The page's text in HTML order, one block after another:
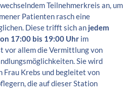
Teilnehmerkreis an, um
Patienten rasch eine
Diese trifft sich an jedem
17:00 bis 19:00 Uhr im
vor allem die Vermittlung von
Sie wird
Frau Krebs und begleitet von
die auf dieser Station